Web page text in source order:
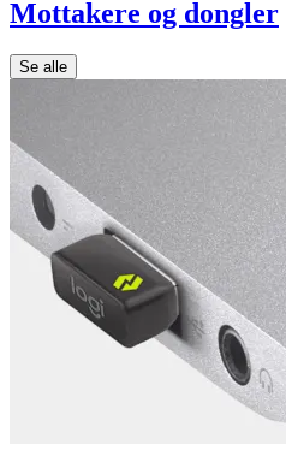
Mottakere og dongler
Se alle